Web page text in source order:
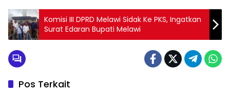
Komisi III DPRD Melawi Sidak Ke PKS, Ingatkan
Surat Edaran Bupati Melawi
Pos Terkait